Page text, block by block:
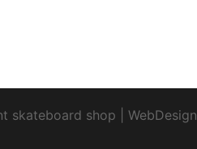
skateboard shop
WebDesign